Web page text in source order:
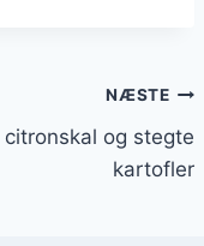
NÆSTE
og stegte
kartofler